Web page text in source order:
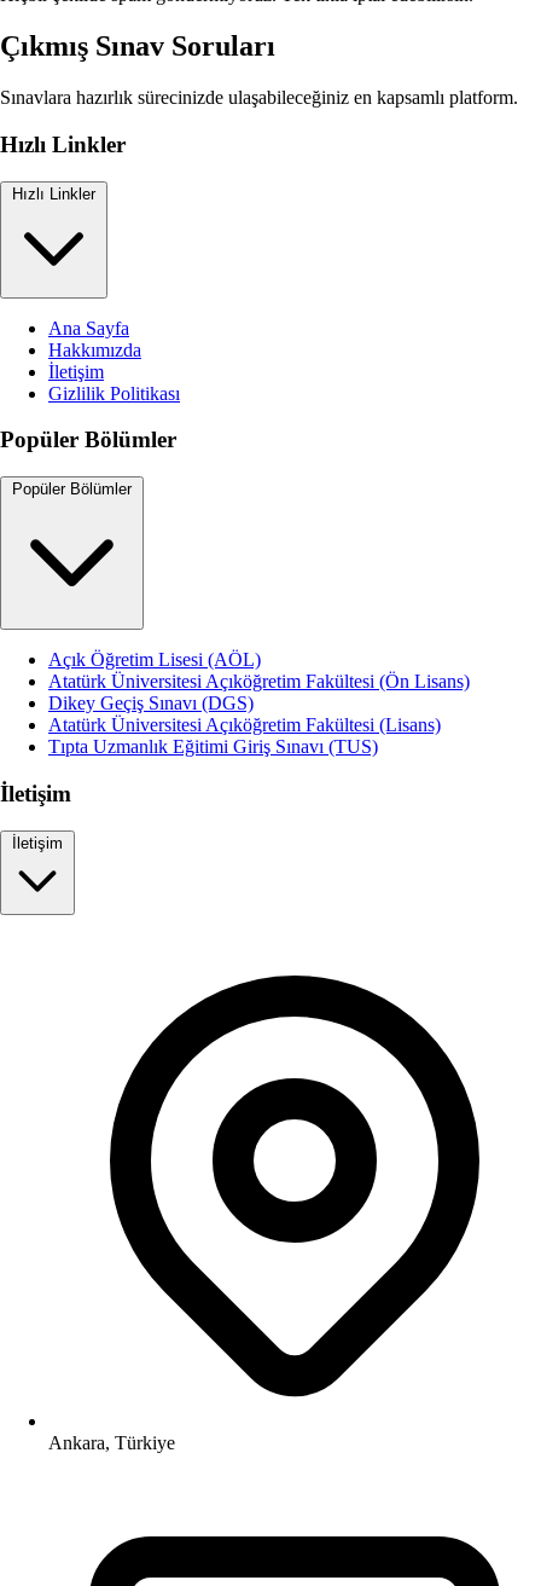
Çıkmış Sınav Soruları
Sınavlara hazırlık sürecinizde ulaşabileceğiniz en kapsamlı platform.
Hızlı Linkler
Hızlı Linkler
Ana Sayfa
Hakkımızda
İletişim
Gizlilik Politikası
Popüler Bölümler
Popüler Bölümler
Açık Öğretim Lisesi (AÖL)
Atatürk Üniversitesi Açıköğretim Fakültesi (Ön Lisans)
Dikey Geçiş Sınavı (DGS)
Atatürk Üniversitesi Açıköğretim Fakültesi (Lisans)
Tıpta Uzmanlık Eğitimi Giriş Sınavı (TUS)
İletişim
İletişim
Ankara, Türkiye